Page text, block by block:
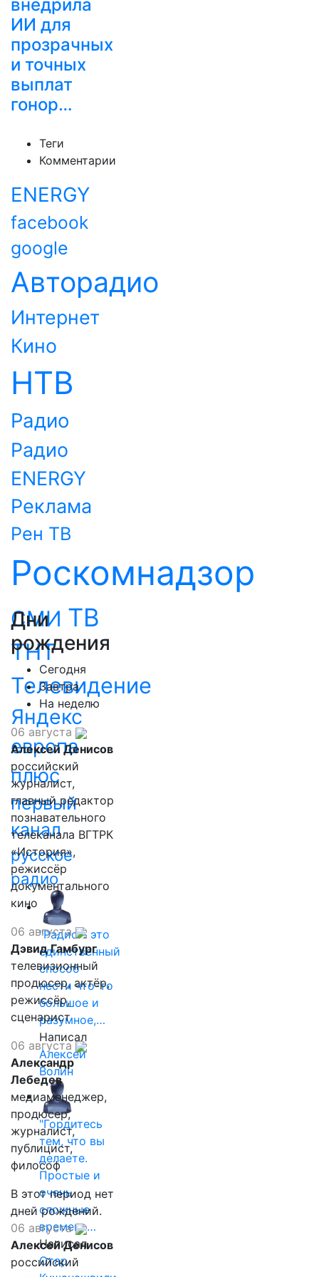
внедрила
ИИ для
прозрачных
и точных
выплат
гонор…
Теги
Комментарии
ENERGY
facebook
google
Авторадио
Интернет
Кино
НТВ
Радио
Радио
ENERGY
Реклама
Рен ТВ
Роскомнадзор
СМИ ТВ
ТНТ
Телевидение
Яндекс
европа
плюс
первый
канал
русское
радио
"Радио - это
единственный
способ
нести что-то
большое и
разумное,…
Написал
Алексей
Волин
"Гордитесь
тем, что вы
делаете.
Простые и
очень
сложные
времена…
Написал
Отар
Дни
рождения
Сегодня
Завтра
На неделю
06 августа
Алексей Денисов
российский
журналист,
главный редактор
познавательного
телеканала ВГТРК
«История»,
режиссёр
документального
кино
06 августа
Дэвид Гамбург
телевизионный
продюсер, актёр,
режиссёр,
сценарист
06 августа
Александр
Лебедев
медиаменеджер,
продюсер,
журналист,
публицист,
философ
В этот период нет
дней рождений.
06 августа
Алексей Денисов
российский